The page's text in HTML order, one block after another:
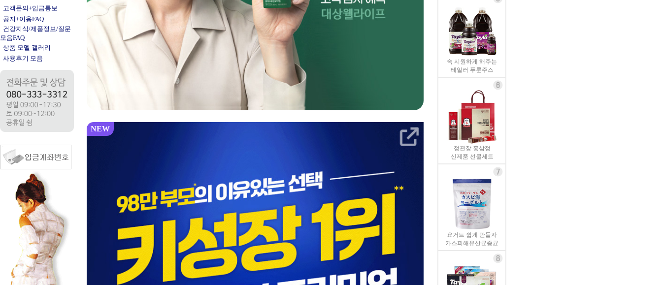
고객문의+입금통보
공지+이용FAQ
건강지식/제품정보/질문
모음FAQ
상품 모델 갤러리
사용후기 모음
NEW